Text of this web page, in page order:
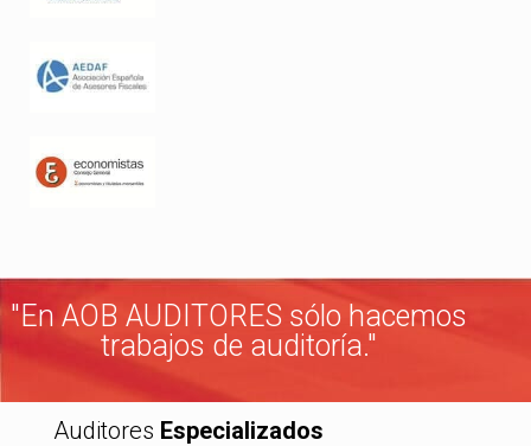
"En AOB AUDITORES sólo hacemos
trabajos de auditoría."
Auditores Especializados